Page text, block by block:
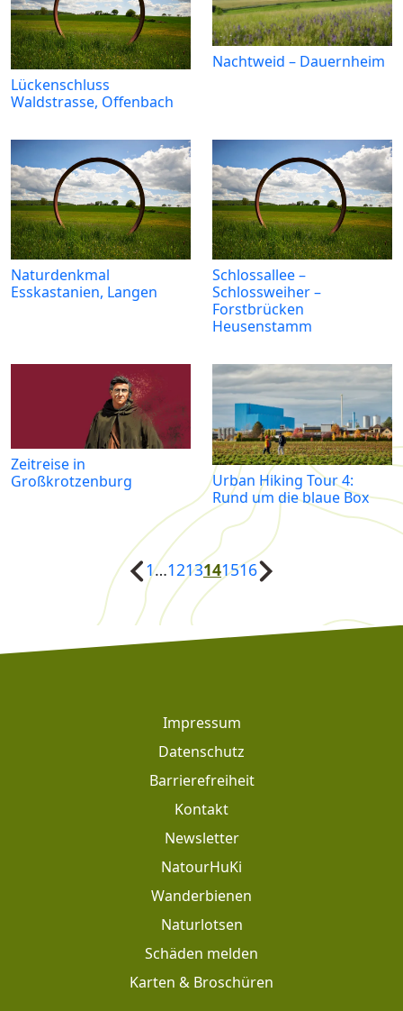
Lückenschluss
Waldstrasse, Offenbach
Nachtweid – Dauernheim
Naturdenkmal
Esskastanien, Langen
Schlossallee –
Schlossweiher –
Forstbrücken
Heusenstamm
Zeitreise in
Großkrotzenburg
Urban Hiking Tour 4:
Rund um die blaue Box
1…1213141516
Footer: Meta Navigation
Impressum
Datenschutz
Barrierefreiheit
Kontakt
Newsletter
NatourHuKi
Wanderbienen
Naturlotsen
Schäden melden
Karten & Broschüren